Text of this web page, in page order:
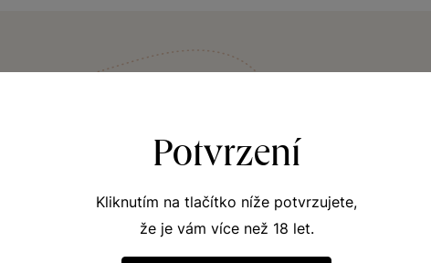
Fládnická
Viniční trať Fládnická
Národního parku
klimatickým
Potvrzení
Kliknutím na tlačítko níže potvrzujete,
že je vám více než 18 let.